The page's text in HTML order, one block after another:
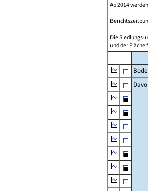
Ab 2014
Die Siedlungs-
und der Fläche